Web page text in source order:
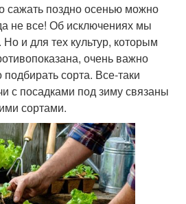
сажать поздно осенью можно
не все! Об исключениях мы
и для тех культур, которым
очень важно
сорта. Все-таки
с посадками под зиму связаны
сортами.